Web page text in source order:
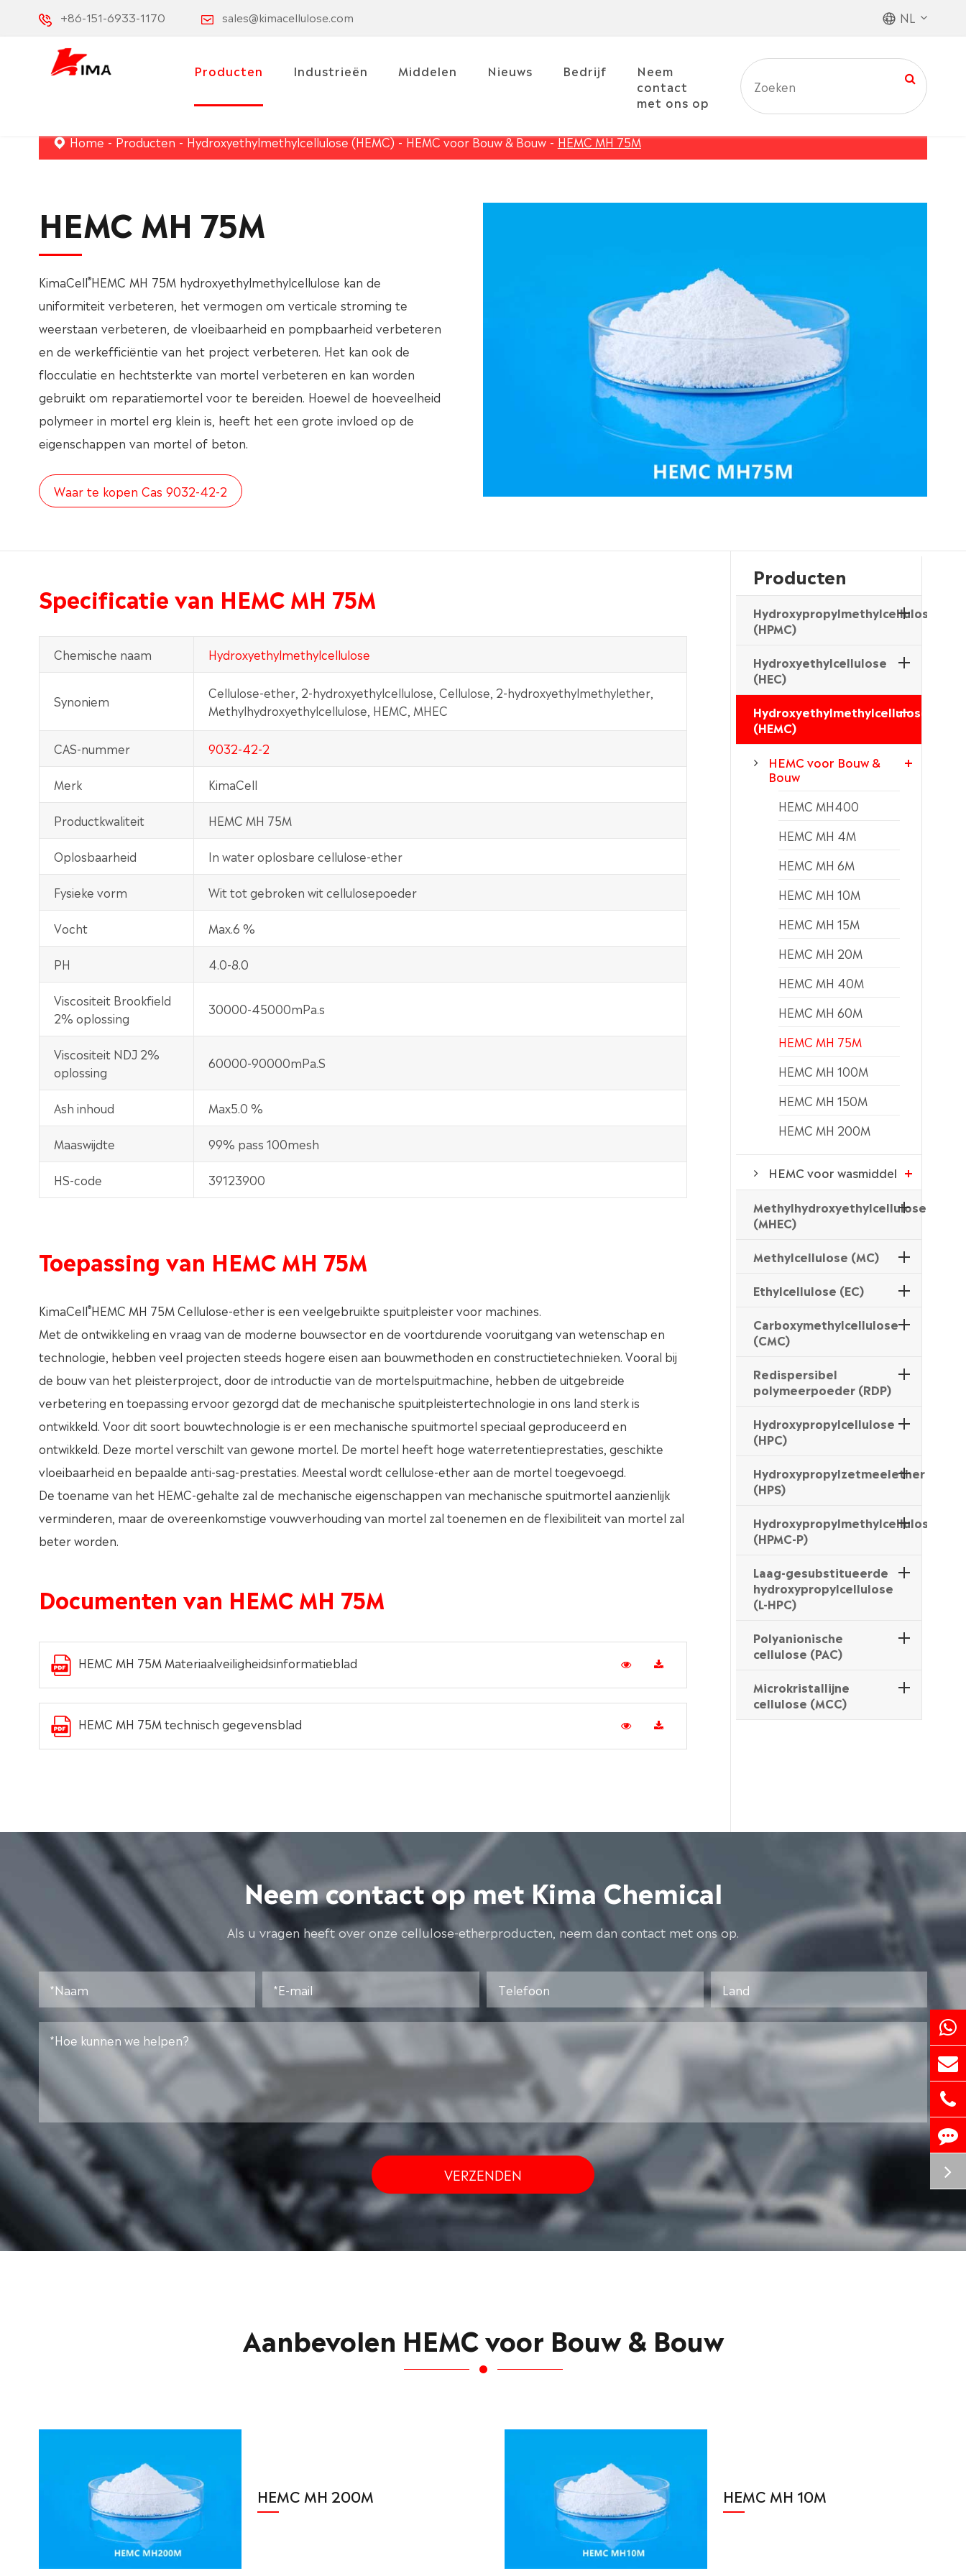
+86-151-6933-1170 sales@kimacellulose.com NL
Producten Industrieën Middelen Nieuws Bedrijf
Neem
contact
met ons op
Home Producten Hydroxyethylmethylcellulose (HEMC) HEMC voor Bouw & Bouw HEMC MH 75M
HEMC MH 75M
KimaCell®HEMC MH 75M hydroxyethylmethylcellulose kan de
uniformiteit verbeteren, het vermogen om verticale stroming te
weerstaan verbeteren, de vloeibaarheid en pompbaarheid verbeteren
en de werkefficiëntie van het project verbeteren. Het kan ook de
flocculatie en hechtsterkte van mortel verbeteren en kan worden
gebruikt om reparatiemortel voor te bereiden. Hoewel de hoeveelheid
polymeer in mortel erg klein is, heeft het een grote invloed op de
eigenschappen van mortel of beton.
Waar te kopen Cas 9032-42-2
Specificatie van HEMC MH 75M
Chemische naam Hydroxyethylmethylcellulose
Synoniem
Cellulose-ether, 2-hydroxyethylcellulose, Cellulose, 2-hydroxyethylmethylether,
Methylhydroxyethylcellulose, HEMC, MHEC
CAS-nummer 9032-42-2
Merk KimaCell
Productkwaliteit HEMC MH 75M
Oplosbaarheid In water oplosbare cellulose-ether
Fysieke vorm Wit tot gebroken wit cellulosepoeder
Vocht Max.6 %
PH 4.0-8.0
Viscositeit Brookfield
2% oplossing
30000-45000mPa.s
Viscositeit NDJ 2%
oplossing
60000-90000mPa.S
Ash inhoud Max5.0 %
Maaswijdte 99% pass 100mesh
HS-code 39123900
Toepassing van HEMC MH 75M
KimaCell®HEMC MH 75M Cellulose-ether is een veelgebruikte spuitpleister voor machines.
Met de ontwikkeling en vraag van de moderne bouwsector en de voortdurende vooruitgang van wetenschap en
technologie, hebben veel projecten steeds hogere eisen aan bouwmethoden en constructietechnieken. Vooral bij
de bouw van het pleisterproject, door de introductie van de mortelspuitmachine, hebben de uitgebreide
verbetering en toepassing ervoor gezorgd dat de mechanische spuitpleistertechnologie in ons land sterk is
ontwikkeld. Voor dit soort bouwtechnologie is er een mechanische spuitmortel speciaal geproduceerd en
ontwikkeld. Deze mortel verschilt van gewone mortel. De mortel heeft hoge waterretentieprestaties, geschikte
vloeibaarheid en bepaalde anti-sag-prestaties. Meestal wordt cellulose-ether aan de mortel toegevoegd.
De toename van het HEMC-gehalte zal de mechanische eigenschappen van mechanische spuitmortel aanzienlijk
verminderen, maar de overeenkomstige vouwverhouding van mortel zal toenemen en de flexibiliteit van mortel zal
beter worden.
Documenten van HEMC MH 75M
HEMC MH 75M Materiaalveiligheidsinformatieblad
HEMC MH 75M technisch gegevensblad
Producten
Hydroxypropylmethylcellulose
(HPMC)
Hydroxyethylcellulose
(HEC)
Hydroxyethylmethylcellulose
(HEMC)
HEMC voor Bouw &
Bouw
HEMC MH400
HEMC MH 4M
HEMC MH 6M
HEMC MH 10M
HEMC MH 15M
HEMC MH 20M
HEMC MH 40M
HEMC MH 60M
HEMC MH 75M
HEMC MH 100M
HEMC MH 150M
HEMC MH 200M
HEMC voor wasmiddel
Methylhydroxyethylcellulose
(MHEC)
Methylcellulose (MC)
Ethylcellulose (EC)
Carboxymethylcellulose
(CMC)
Redispersibel
polymeerpoeder (RDP)
Hydroxypropylcellulose
(HPC)
Hydroxypropylzetmeelether
(HPS)
(HPMC-P)
Laag-gesubstitueerde
hydroxypropylcellulose
(L-HPC)
Polyanionische
cellulose (PAC)
Microkristallijne
cellulose (MCC)
Neem contact op met Kima Chemical
Als u vragen heeft over onze cellulose-etherproducten, neem dan contact met ons op.
VERZENDEN
Aanbevolen HEMC voor Bouw & Bouw
HEMC MH 200M HEMC MH 10M